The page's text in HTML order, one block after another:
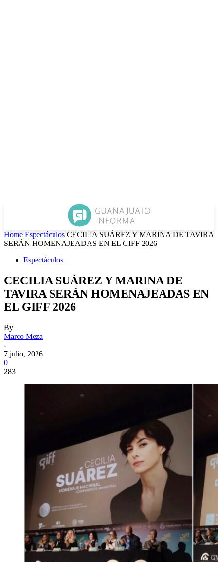
Home Espectáculos CECILIA SUÁREZ Y MARINA DE TAVIRA
SERÁN HOMENAJEADAS EN EL GIFF 2026
Espectáculos
CECILIA SUÁREZ Y MARINA DE
TAVIRA SERÁN HOMENAJEADAS EN
EL GIFF 2026
By
Marco Meza
-
7 julio, 2026
0
283